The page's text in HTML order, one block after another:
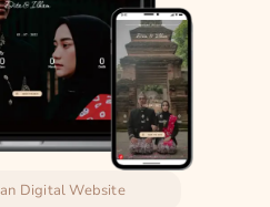
Digital Website